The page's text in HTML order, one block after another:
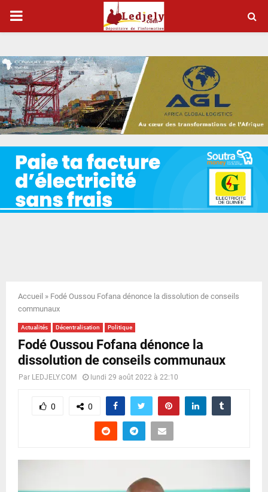
P
I
M
A
R
Y
N
U
Accueil » Fodé Oussou Fofana dénonce la dissolution de conseils
communaux
Actualités Décentralisation Politique
Fodé Oussou Fofana dénonce la
dissolution de conseils communaux
Par LEDJELY.COM lundi 29 août 2022 à 22:10
0 0